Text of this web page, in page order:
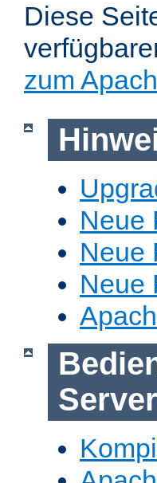
Diese
zum
Neue
Neue
Neue